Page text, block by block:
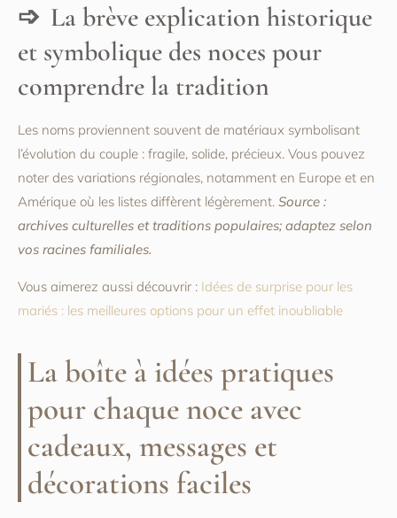
La brève explication historique
et symbolique des noces pour
comprendre la tradition
Les noms proviennent souvent de matériaux symbolisant
l’évolution du couple : fragile, solide, précieux. Vous pouvez
noter des variations régionales, notamment en Europe et en
Amérique où les listes diffèrent légèrement. Source :
archives culturelles et traditions populaires; adaptez selon
vos racines familiales.
Vous aimerez aussi découvrir : Idées de surprise pour les
mariés : les meilleures options pour un effet inoubliable
La boîte à idées pratiques
pour chaque noce avec
cadeaux, messages et
décorations faciles